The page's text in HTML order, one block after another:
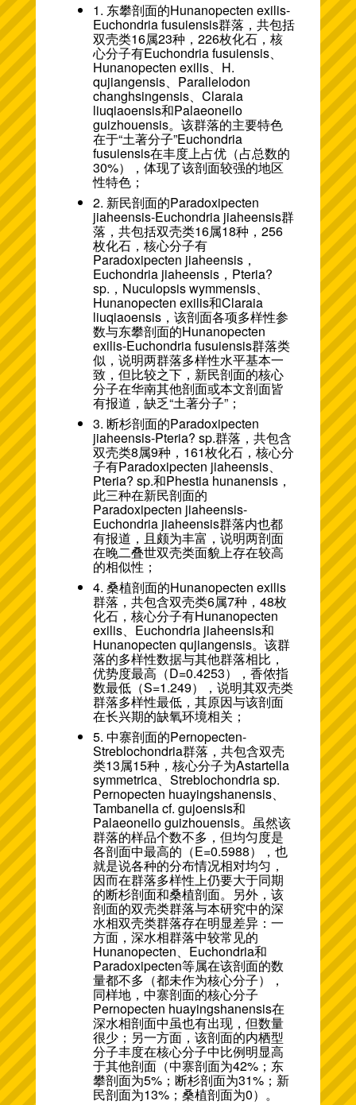
1. 东攀剖面的Hunanopecten exilis-
Euchondria fusuiensis群落，共包括
双壳类16属23种，226枚化石，核
心分子有Euchondria fusuiensis、
Hunanopecten exilis、H.
qujiangensis、Parallelodon
changhsingensis、Claraia
liuqiaoensis和Palaeoneilo
guizhouensis。该群落的主要特色
在于“土著分子”Euchondria
fusuiensis在丰度上占优（占总数的
30%），体现了该剖面较强的地区
性特色；
2. 新民剖面的Paradoxipecten
jiaheensis-Euchondria jiaheensis群
落，共包括双壳类16属18种，256
枚化石，核心分子有
Paradoxipecten jiaheensis，
Euchondria jiaheensis，Pteria?
sp.，Nuculopsis wymmensis、
Hunanopecten exilis和Claraia
liuqiaoensis，该剖面各项多样性参
数与东攀剖面的Hunanopecten
exilis-Euchondria fusuiensis群落类
似，说明两群落多样性水平基本一
致，但比较之下，新民剖面的核心
分子在华南其他剖面或本文剖面皆
有报道，缺乏“土著分子”；
3. 断杉剖面的Paradoxipecten
jiaheensis-Pteria? sp.群落，共包含
双壳类8属9种，161枚化石，核心分
子有Paradoxipecten jiaheensis、
Pteria? sp.和Phestia hunanensis，
此三种在新民剖面的
Paradoxipecten jiaheensis-
Euchondria jiaheensis群落内也都
有报道，且颇为丰富，说明两剖面
在晚二叠世双壳类面貌上存在较高
的相似性；
4. 桑植剖面的Hunanopecten exilis
群落，共包含双壳类6属7种，48枚
化石，核心分子有Hunanopecten
exilis、Euchondria jiaheensis和
Hunanopecten qujiangensis。该群
落的多样性数据与其他群落相比，
优势度最高（D=0.4253），香侬指
数最低（S=1.249），说明其双壳类
群落多样性最低，其原因与该剖面
在长兴期的缺氧环境相关；
5. 中寨剖面的Pernopecten-
Streblochondria群落，共包含双壳
类13属15种，核心分子为Astartella
symmetrica、Streblochondria sp.
Pernopecten huayingshanensis、
Tambanella cf. gujoensis和
Palaeoneilo guizhouensis。虽然该
群落的样品个数不多，但均匀度是
各剖面中最高的（E=0.5988），也
就是说各种的分布情况相对均匀，
因而在群落多样性上仍要大于同期
的断杉剖面和桑植剖面。另外，该
剖面的双壳类群落与本研究中的深
水相双壳类群落存在明显差异：一
方面，深水相群落中较常见的
Hunanopecten、Euchondria和
Paradoxipecten等属在该剖面的数
量都不多（都未作为核心分子），
同样地，中寨剖面的核心分子
Pernopecten huayingshanensis在
深水相剖面中虽也有出现，但数量
很少；另一方面，该剖面的内栖型
分子丰度在核心分子中比例明显高
于其他剖面（中寨剖面为42%；东
攀剖面为5%；断杉剖面为31%；新
民剖面为13%；桑植剖面为0）。